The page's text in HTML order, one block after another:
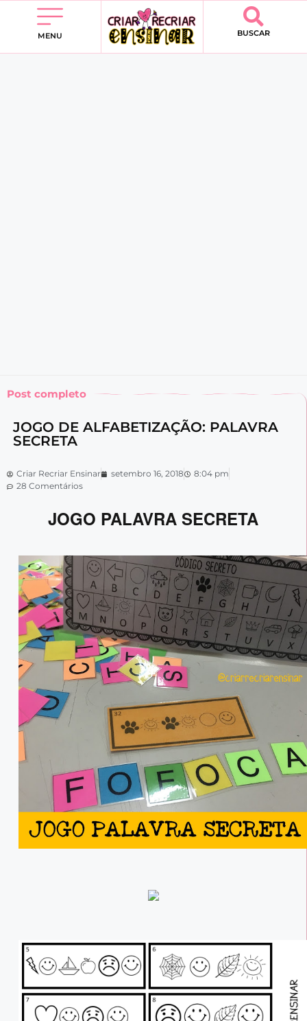
MENU BUSCAR
Post completo
JOGO DE ALFABETIZAÇÃO: PALAVRA
SECRETA
Criar Recriar Ensinar setembro 16, 2018
8:04 pm
28 Comentários
JOGO PALAVRA SECRETA